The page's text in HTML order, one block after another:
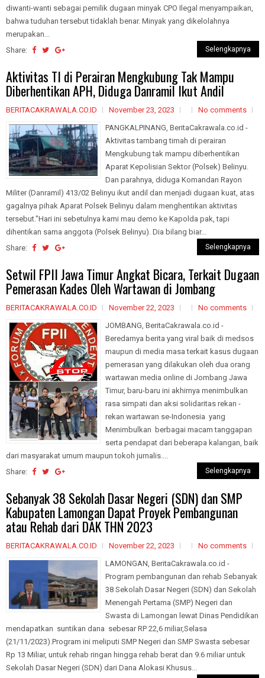
diwanti-wanti sebagai pemilik dugaan minyak CPO Ilegal menyampaikan,
bahwa tuduhan tersebut tidaklah benar. Minyak yang dikelolahnya
merupakan...
Share:
Selengkapnya
Aktivitas TI di Perairan Mengkubung Tak Mampu
Diberhentikan APH, Diduga Danramil Ikut Andil
BERITACAKRAWALA.CO.ID November 23, 2023
No comments
PANGKALPINANG, BeritaCakrawala.co.id -
Aktivitas tambang timah di perairan
Mengkubung tak mampu diberhentikan
Aparat Kepolisian Sektor (Polsek) Belinyu.
Dan parahnya, diduga Komandan Rayon
Militer (Danramil) 413/02 Belinyu ikut andil dan menjadi dugaan kuat, atas
gagalnya pihak Aparat Polsek Belinyu dalam menghentikan aktivitas
tersebut."Hari ini sebetulnya kami mau demo ke Kapolda pak, tapi
dihentikan sama anggota (Polsek Belinyu). Dia bilang biar...
Share:
Selengkapnya
Setwil FPII Jawa Timur Angkat Bicara, Terkait Dugaan
Pemerasan Kades Oleh Wartawan di Jombang
BERITACAKRAWALA.CO.ID November 22, 2023
No comments
JOMBANG, BeritaCakrawala.co.id -
Beredarnya berita yang viral baik di medsos
maupun di media masa terkait kasus dugaan
pemerasan yang dilakukan oleh dua orang
wartawan media online di Jombang Jawa
Timur, baru-baru ini akhirnya menimbulkan
rasa simpati dan aksi solidaritas rekan -
rekan wartawan se-Indonesia yang
Menimbulkan berbagai macam tanggapan
serta pendapat dari beberapa kalangan, baik
dari masyarakat umum maupun tokoh jurnalis....
Share:
Selengkapnya
Sebanyak 38 Sekolah Dasar Negeri (SDN) dan SMP
Kabupaten Lamongan Dapat Proyek Pembangunan
atau Rehab dari DAK THN 2023
BERITACAKRAWALA.CO.ID November 22, 2023
No comments
LAMONGAN, BeritaCakrawala.co.id -
Program pembangunan dan rehab Sebanyak
38 Sekolah Dasar Negeri (SDN) dan Sekolah
Menengah Pertama (SMP) Negeri dan
Swasta di Lamongan lewat Dinas Pendidikan
mendapatkan suntikan dana sebesar RP 22,6 miliar,Selasa
(21/11/2023).Program ini meliputi SMP Negeri dan SMP Swasta sebesar
Rp 13 Miliar, untuk rehab ringan hingga rehab berat dan 9.6 miliar untuk
Sekolah Dasar Negeri (SDN) dari Dana Alokasi Khusus...